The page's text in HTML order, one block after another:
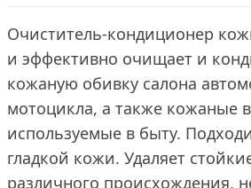
Очиститель-кондиционер
и эффективно очищает и
кожаную обивку салона
мотоцикла, а также кожаные
используемые в быту.
гладкой кожи. Удаляет
различного происхождения,